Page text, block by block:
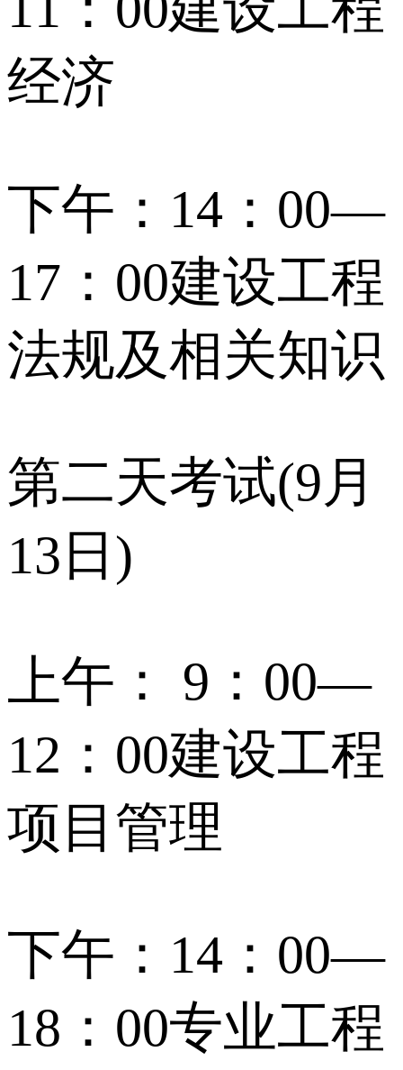
经济
下午：14：00—
17：00建设工程
法规及相关知识
第二天考试(9月
13日)
上午： 9：00—
12：00建设工程
项目管理
下午：14：00—
18：00专业工程